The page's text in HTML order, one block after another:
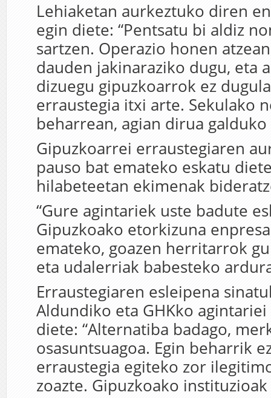
Lehiaketan aurkeztuko diren
egin diete: “Pentsatu bi aldiz
sartzen. Operazio honen
dauden jakinaraziko dugu, eta
dizuegu gipuzkoarrok ez
erraustegia itxi arte. Sekulako
beharrean, agian dirua galduko
Gipuzkoarrei erraustegiaren
pauso bat emateko eskatu
hilabeteetan ekimenak
“Gure agintariek uste badute
Gipuzkoako etorkizuna
emateko, goazen herritarrok
eta udalerriak babesteko
Erraustegiaren esleipena
Aldundiko eta GHKko
diete: “Alternatiba badago,
osasuntsuagoa. Egin beharrik
erraustegia egiteko zor
zoazte. Gipuzkoako